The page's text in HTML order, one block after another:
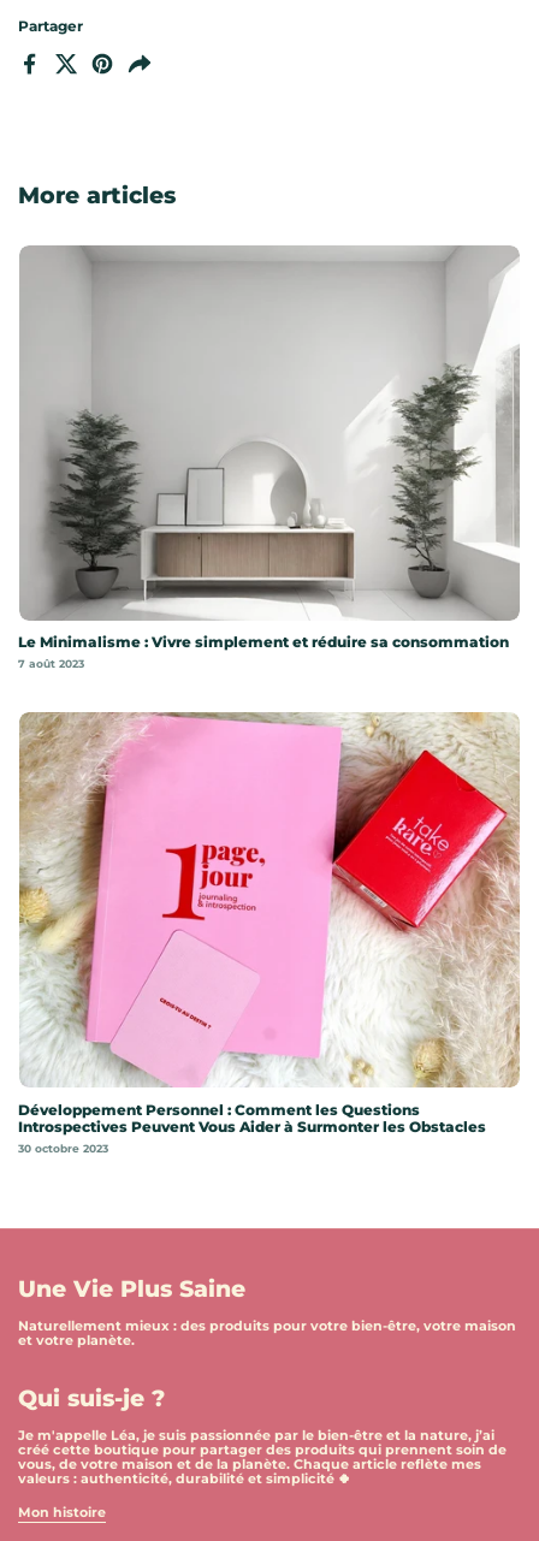
Partager
FacebookX (Twitter)
PinterestPartager
More articles
Le Minimalisme : Vivre simplement et réduire sa consommation
7 août 2023
Développement Personnel : Comment les Questions
Introspectives Peuvent Vous Aider à Surmonter les Obstacles
30 octobre 2023
Une Vie Plus Saine
Naturellement mieux : des produits pour votre bien-être, votre maison
et votre planète.
Qui suis-je ?
Je m'appelle Léa, je suis passionnée par le bien-être et la nature, j’ai
créé cette boutique pour partager des produits qui prennent soin de
vous, de votre maison et de la planète. Chaque article reflète mes
valeurs : authenticité, durabilité et simplicité 🍀
Mon histoire